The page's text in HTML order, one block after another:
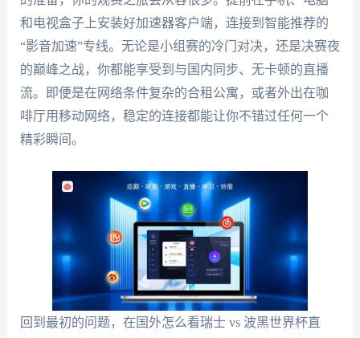
和电视盒子上安装好加速器客户端，连接到智能推荐的
“影音加速”专线。无论是小组赛的冷门对决，还是决赛夜
的巅峰之战，你都能享受到与国内同步、无卡顿的直播
流。即便是在网络条件复杂的合租公寓，或者外出在咖
啡厅用移动网络，稳定的连接都能让你不错过任何一个
精彩瞬间。
回到最初的问题，在国外怎么看瑞士 vs 波黑世界杯直